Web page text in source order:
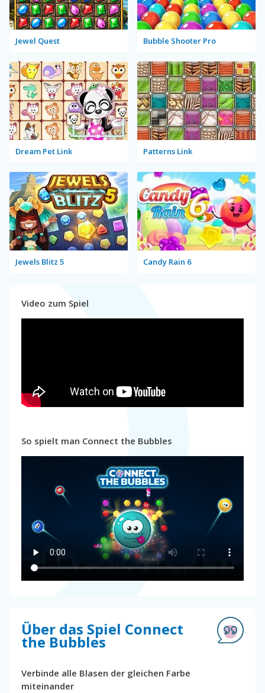
Jewel Quest Bubble Shooter Pro
Dream Pet Link Patterns Link
Jewels Blitz 5 Candy Rain 6
Video zum Spiel
So spielt man Connect the Bubbles
Über das Spiel Connect
the Bubbles
Verbinde alle Blasen der gleichen Farbe
miteinander